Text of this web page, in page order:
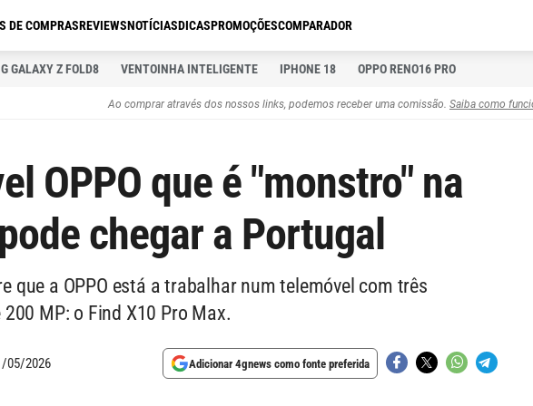
DE COMPRASREVIEWSNOTÍCIASDICASPROMOÇÕESCOMPARADOR
GALAXY Z FOLD8 VENTOINHA INTELIGENTE IPHONE 18 OPPO RENO16 PRO
Ao comprar através dos nossos links, podemos receber uma comissão. Saiba como
OPPO que é "monstro" na
chegar a Portugal
que a OPPO está a trabalhar num telemóvel com três
MP: o Find X10 Pro Max.
05/2026 Adicionar 4gnews como fonte preferida